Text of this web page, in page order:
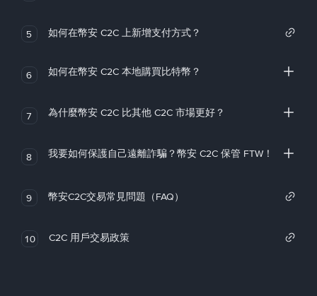
5 如何在幣安 C2C 上新增支付方式？
6 如何在幣安 C2C 本地購買比特幣？
7 為什麼幣安 C2C 比其他 C2C 市場更好？
8 我要如何保護自己遠離詐騙？幣安 C2C 保管 FTW！
9 幣安C2C交易常見問題（FAQ）
10 C2C 用戶交易政策